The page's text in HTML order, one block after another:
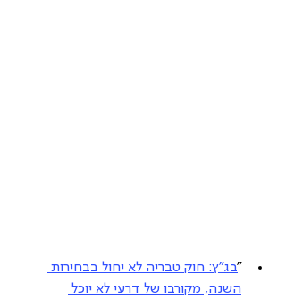
"בג"ץ: חוק טבריה לא יחול בבחירות
השנה, מקורבו של דרעי לא יוכל